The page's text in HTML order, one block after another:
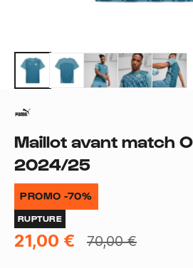
Maillot avant match
2024/25
PROMO -70%
RUPTURE
21,00 € 70,00 €